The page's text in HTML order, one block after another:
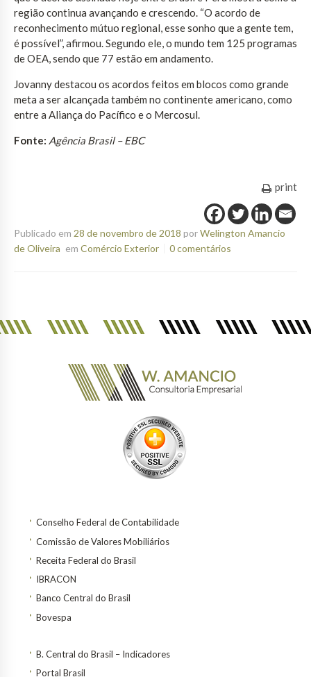
região continua avançando e crescendo. “O acordo de
reconhecimento mútuo regional, esse sonho que a gente tem,
é possível”, afirmou. Segundo ele, o mundo tem 125 programas
de OEA, sendo que 77 estão em andamento.
Jovanny destacou os acordos feitos em blocos como grande
meta a ser alcançada também no continente americano, como
entre a Aliança do Pacífico e o Mercosul.
Fonte: Agência Brasil – EBC
print
Publicado em 28 de novembro de 2018 porWelington Amancio
de Oliveira em Comércio Exterior 0 comentários
Conselho Federal de Contabilidade
Comissão de Valores Mobiliários
Receita Federal do Brasil
IBRACON
Banco Central do Brasil
Bovespa
B. Central do Brasil – Indicadores
Portal Brasil